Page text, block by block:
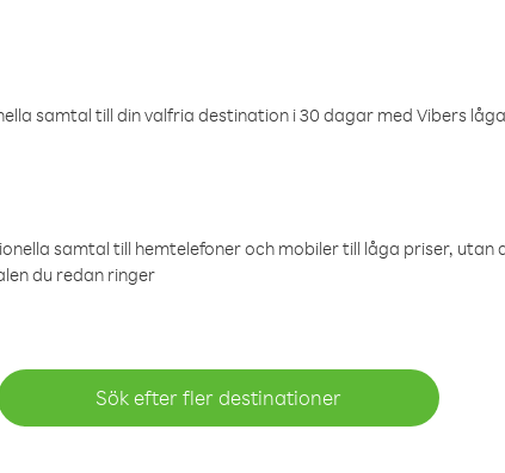
samtal till din valfria destination i 30 dagar med Vibers
samtal till hemtelefoner och mobiler till låga priser, utan
du redan ringer
Sök efter fler destinationer